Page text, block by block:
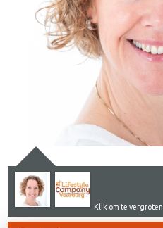
Klik om te vergroten